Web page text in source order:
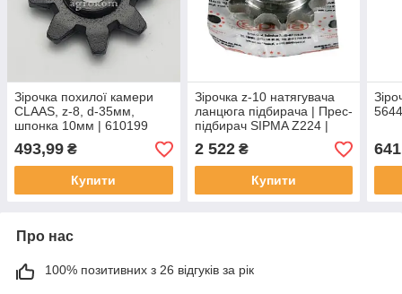
Зірочка похилої камери
CLAAS, z-8, d-35мм,
шпонка 10мм | 610199
493,99 ₴
Купити
Зірочка z-10 натягувача
ланцюга підбирача | Прес-
підбирач SIPMA Z224 |
2 522₴
Купити
Про нас
100% позитивних з 26 відгуків за рік